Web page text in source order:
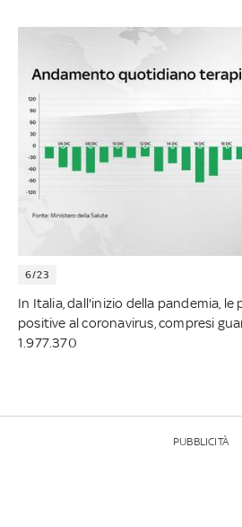
6/23
In Italia, dall'inizio della pandemia,
positive al coronavirus, compresi
1.977.370
PUBBLICITÀ